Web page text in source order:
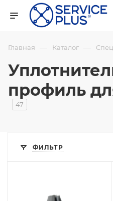
Главная — Каталог —
профиль
47
ФИЛЬТР